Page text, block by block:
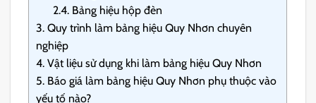
2.4. Bảng hiệu hộp đèn
3. Quy trình làm bảng hiệu Quy Nhơn chuyên
nghiệp
4. Vật liệu sử dụng khi làm bảng hiệu Quy Nhơn
5. Báo giá làm bảng hiệu Quy Nhơn phụ thuộc vào
yếu tố nào?